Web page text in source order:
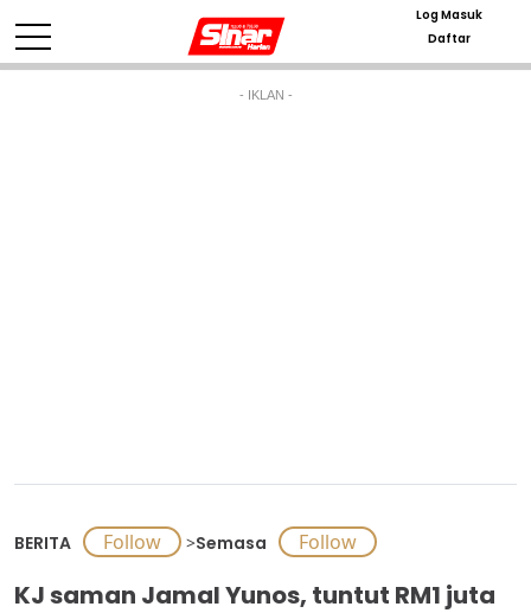
Log Masuk
Daftar
- IKLAN -
BERITA >Semasa
KJ saman Jamal Yunos, tuntut RM1 juta